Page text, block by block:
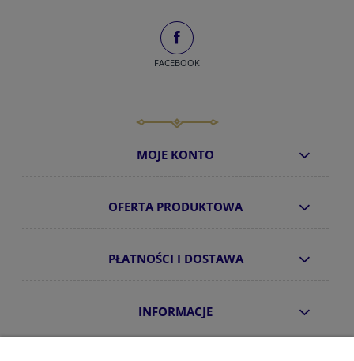
FACEBOOK
MOJE KONTO
OFERTA PRODUKTOWA
PŁATNOŚCI I DOSTAWA
INFORMACJE